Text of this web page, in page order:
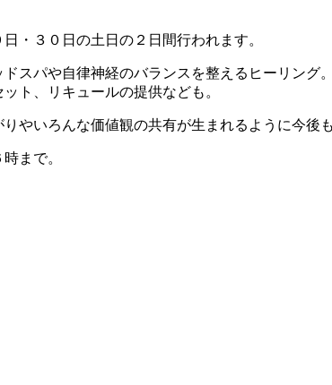
・３０日の土日の２日間行われます。
スパや自律神経のバランスを整えるヒーリン
ット、リキュールの提供なども。
いろんな価値観の共有が生まれるように今後
まで。